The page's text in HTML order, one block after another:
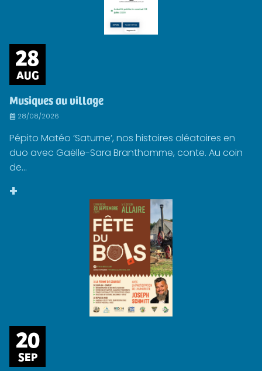
28
AUG
Musiques au village
28/08/2026
Pépito Matéo ‘Saturne’, nos histoires aléatoires en
duo avec Gaëlle-Sara Branthomme, conte. Au coin
de...
+
20
SEP